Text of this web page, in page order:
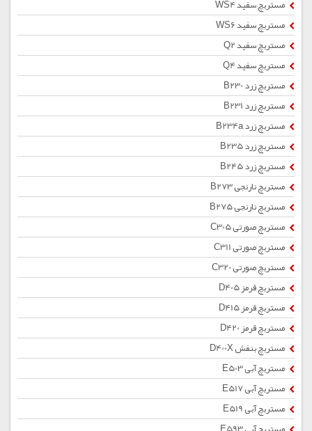
مستربچ سفید WS4
مستربچ سفید WS6
مستربچ سفید Q2
مستربچ سفید Q4
مستربچ زرد B230
مستربچ زرد B231
مستربچ زرد B234a
مستربچ زرد B235
مستربچ زرد B245
مستربچ نارنجی B273
مستربچ نارنجی B275
مستربچ صورتی C305
مستربچ صورتی C311
مستربچ صورتی C320
مستربچ قرمز D405
مستربچ قرمز D415
مستربچ قرمز D420
مستربچ بنفش D400X
مستربچ آبی E503
مستربچ آبی E517
مستربچ آبی E519